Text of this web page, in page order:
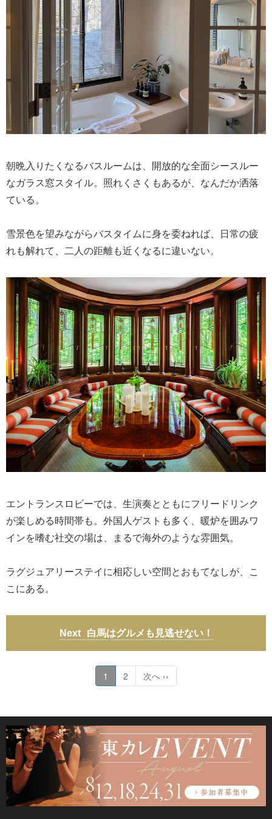
朝晩入りたくなるバスルームは、開放的な全面シースルー
なガラス窓スタイル。照れくさくもあるが、なんだか洒落
ている。
雪景色を望みながらバスタイムに身を委ねれば、日常の疲
れも解れて、二人の距離も近くなるに違いない。
エントランスロビーでは、生演奏とともにフリードリンク
が楽しめる時間帯も。外国人ゲストも多く、暖炉を囲みワ
インを嗜む社交の場は、まるで海外のような雰囲気。
ラグジュアリーステイに相応しい空間とおもてなしが、こ
こにある。
白馬はグルメも見逃せない！
1 2 次へ ››